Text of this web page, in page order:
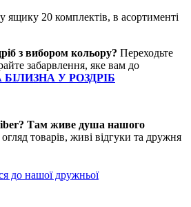
ящику 20 комплектів, в асортименті
з вибором кольору? Переходьте
забарвлення, яке вам до
У РОЗДРІБ
Там живе душа нашого
товарів, живі відгуки та дружня
до нашої дружньої